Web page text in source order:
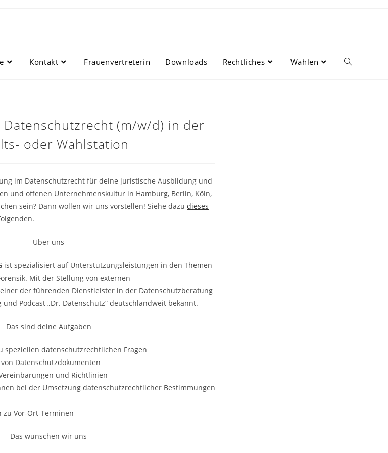
Kontakt Frauenvertreterin Downloads Rechtliches Wahlen Website-
(m/w/d) in der
oder Wahlstation
im Datenschutzrecht für deine juristische Ausbildung und
und offenen Unternehmenskultur in Hamburg, Berlin, Köln,
sein? Dann wollen wir uns vorstellen! Siehe dazu dieses
Über uns
ist spezialisiert auf Unterstützungsleistungen in den Themen
Mit der Stellung von externen
der führenden Dienstleister in der Datenschutzberatung
Podcast „Dr. Datenschutz“ deutschlandweit bekannt.
Das sind deine Aufgaben
speziellen datenschutzrechtlichen Fragen
Datenschutzdokumenten
und Richtlinien
bei der Umsetzung datenschutzrechtlicher Bestimmungen
Vor-Ort-Terminen
Das wünschen wir uns